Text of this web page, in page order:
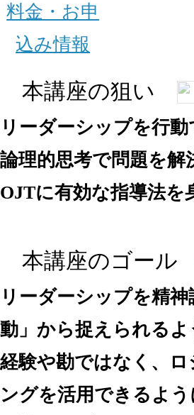
料金・お申
込み情報
本講座の狙い
リーダーシップを行動
論理的思考で問題を
OJTに有効な指導法を
本講座のゴール
リーダーシップを精
動」から捉えられるよ
経験や勘ではなく、
ングを活用できるよう